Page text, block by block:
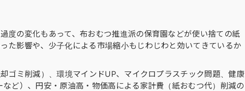
度の変化もあって、布おむつ推進派の保育園などが使い捨ての紙
た影響や、少子化による市場縮小もじわじわと効いてきているか
ゴミ削減）、環境マインドUP、マイクロプラスチック問題、健康
ど）、円安・原油高・物価高による家計費（紙おむつ代）削減の